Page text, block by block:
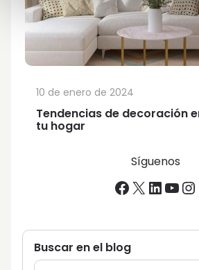
Tendencias de decoración
tu hogar
10 de enero de 2024
Síguenos
Facebook
X
Buscar en el blog